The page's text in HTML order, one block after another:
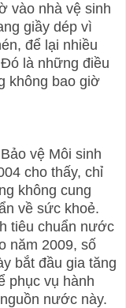
vào nhà vệ sinh
giầy dép vì
để lại nhiều
là những điều
không bao giờ
vệ Môi sinh
cho thấy, chỉ
không cung
về sức khoẻ.
tiêu chuẩn nước
năm 2009, số
bắt đầu gia tăng
phục vụ hành
nước này.